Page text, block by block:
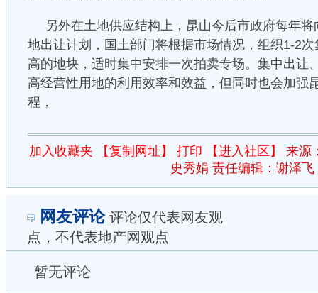
另外在土地供应结构上，昆山今后市政府每年
地出让计划，国土部门将根据市场情况，组织1-2
高的地块，适时集中安排一次拍卖专场。集中出让
高经营性用地的利用效率和效益，但同时也会加强
程，
加入收藏夹 【复制网址】 打印 【进入社区】
来源
史秀娟 责任编辑：谢泽飞
网友评论评论仅代表网友观
点，不代表地产网观点
暂无评论